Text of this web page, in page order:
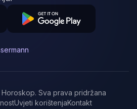
Horoskop. Sva prava pridržana
Uvjeti korištenjaKontakt